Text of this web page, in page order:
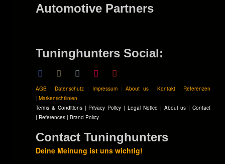
Automotive Partners
Tuninghunters Social:
AGB |Datenschutz | Impressum|About us | Kontakt| Referenzen
| Markenrichtlinien
Terms & Conditions| Privacy Policy | Legal Notice| About us |Contact
| References | Brand Policy
Contact Tuninghunters
Deine Meinung ist uns wichtig!